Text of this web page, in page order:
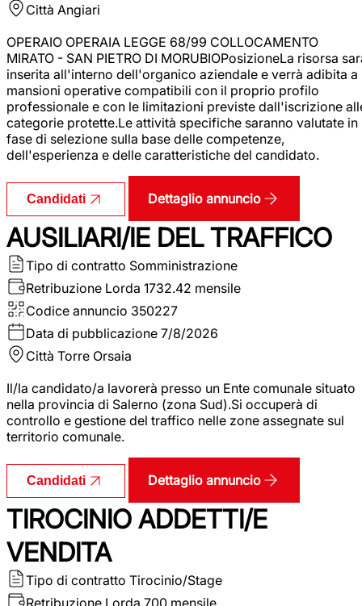
Città Angiari
OPERAIO OPERAIA LEGGE 68/99 COLLOCAMENTO
MIRATO - SAN PIETRO DI MORUBIOPosizioneLa risorsa
inserita all'interno dell'organico aziendale e verrà adibita a
mansioni operative compatibili con il proprio profilo
professionale e con le limitazioni previste dall'iscrizione
categorie protette.Le attività specifiche saranno valutate in
fase di selezione sulla base delle competenze,
dell'esperienza e delle caratteristiche del candidato.
Candidati Dettaglio annuncio
AUSILIARI/IE DEL TRAFFICO
Tipo di contratto Somministrazione
Retribuzione Lorda 1732.42 mensile
Codice annuncio 350227
Data di pubblicazione 7/8/2026
Città Torre Orsaia
Il/la candidato/a lavorerà presso un Ente comunale situato
nella provincia di Salerno (zona Sud).Si occuperà di
controllo e gestione del traffico nelle zone assegnate sul
territorio comunale.
Candidati Dettaglio annuncio
TIROCINIO ADDETTI/E
VENDITA
Tipo di contratto Tirocinio/Stage
Retribuzione Lorda 700 mensile